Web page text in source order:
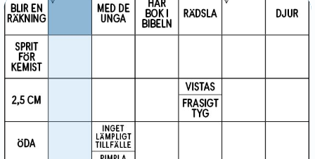
ursprungligen om kroppen såsom själens bostad;
nu ofta i vidsträcktare användning: 'En väldig
kroppshydda'. Jämför Maj Lagerheim Nordiska
stud. tillegn. A. Noreen s. 81 f.